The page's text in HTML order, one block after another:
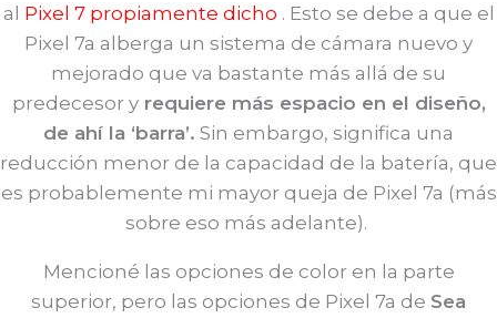
al Pixel 7 propiamente dicho . Esto se debe a que el
Pixel 7a alberga un sistema de cámara nuevo y
mejorado que va bastante más allá de su
predecesor yrequiere más espacio en el diseño,
de ahí la ‘barra’. Sin embargo, significa una
reducción menor de la capacidad de la batería, que
es probablemente mi mayor queja de Pixel 7a (más
sobre eso más adelante).
Mencioné las opciones de color en la parte
superior, pero las opciones de Pixel 7a de Sea